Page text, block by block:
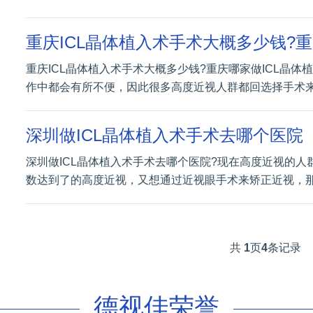
重庆ICL晶体植入术手术大概多少钱?重庆哪家做ICL晶体
作中都会有所不便，因此很多高度近视人群都回选择手术
深圳做ICL晶体植入术手术去哪个医院
深圳做ICL晶体植入术手术去哪个医院?现在高度近视的
数达到了的高度近视，又想通过近视眼手术来矫正近视，
共 1页4条记录
德视佳荣誉